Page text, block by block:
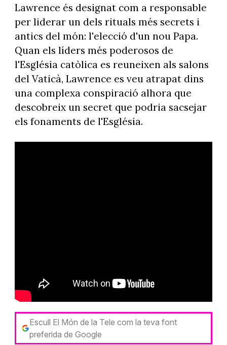
Lawrence és designat com a responsable
per liderar un dels rituals més secrets i
antics del món: l'elecció d'un nou Papa.
Quan els líders més poderosos de
l'Església catòlica es reuneixen als salons
del Vaticà, Lawrence es veu atrapat dins
una complexa conspiració alhora que
descobreix un secret que podria sacsejar
els fonaments de l'Església.
Escull El Món de la Tele com la teva font
preferida de Google